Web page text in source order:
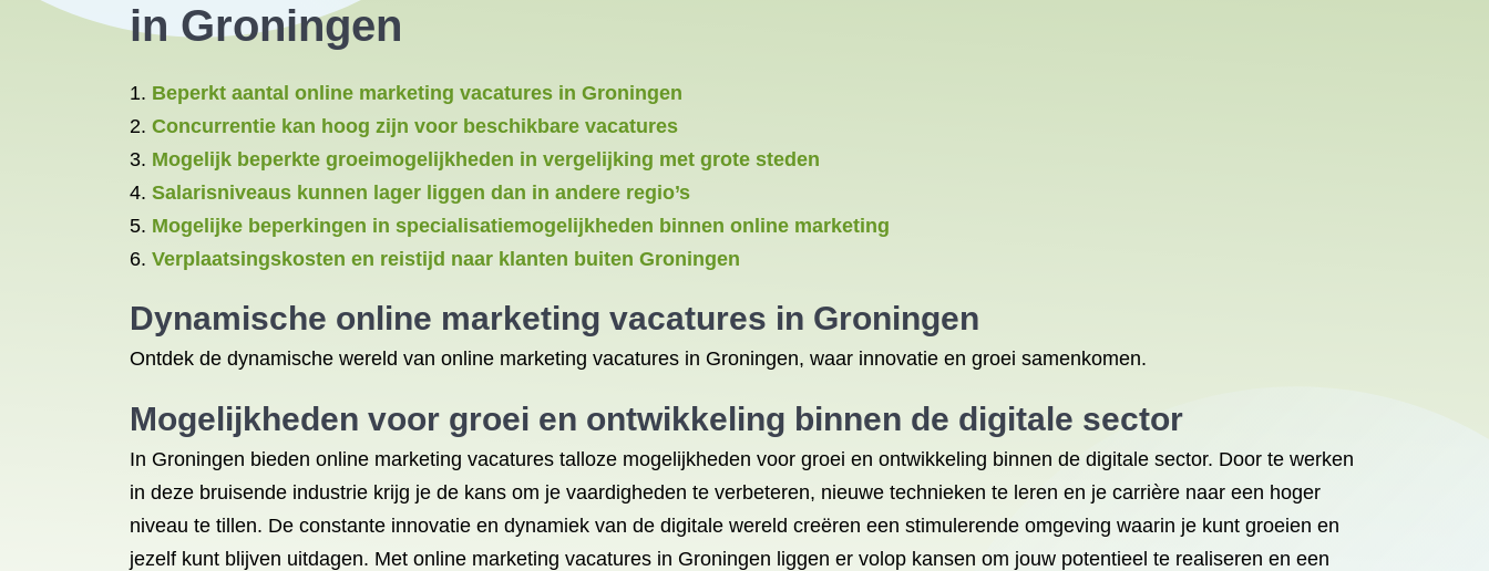
in Groningen
Beperkt aantal online marketing vacatures in Groningen
Concurrentie kan hoog zijn voor beschikbare vacatures
Mogelijk beperkte groeimogelijkheden in vergelijking met grote steden
Salarisniveaus kunnen lager liggen dan in andere regio’s
Mogelijke beperkingen in specialisatiemogelijkheden binnen online marketing
Verplaatsingskosten en reistijd naar klanten buiten Groningen
Dynamische online marketing vacatures in Groningen
Ontdek de dynamische wereld van online marketing vacatures in Groningen, waar innovatie en groei samenkomen.
Mogelijkheden voor groei en ontwikkeling binnen de digitale sector
In Groningen bieden online marketing vacatures talloze mogelijkheden voor groei en ontwikkeling binnen de digitale sector. Door te werken
in deze bruisende industrie krijg je de kans om je vaardigheden te verbeteren, nieuwe technieken te leren en je carrière naar een hoger
niveau te tillen. De constante innovatie en dynamiek van de digitale wereld creëren een stimulerende omgeving waarin je kunt groeien en
jezelf kunt blijven uitdagen. Met online marketing vacatures in Groningen liggen er volop kansen om jouw potentieel te realiseren en een